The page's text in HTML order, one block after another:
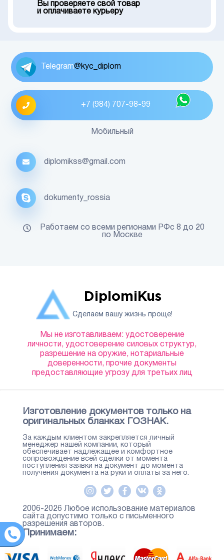
Вы проверяете свой товар
и оплачиваете курьеру
DiplomiKus
Сделаем вашу жизнь проще!
Мы не изготавливаем: удостоверение
личности, удостоверение силовых структур,
разрешение на оружие, нотариальные
доверенности, прочие документы
предоставляющие угрозу для третьих лиц
Изготовление документов только на
оригинальных бланках ГОЗНАК.
За каждым клиентом закрепляется личный
менеджер нашей компании, который
обеспечивает надлежащее и комфортное
сопровождение всей сделки от момента
поступления заявки на документ до момента
получения документа на руки и оплаты за него.
2006-2026 Любое использование материалов
сайта допустимо только с письменного
разрешения авторов.
Принимаем:
Telegram@kyc_diplom
+7 (984) 707-98-99
Мобильный
diplomikss@gmail.com
dokumenty_rossia
Работаем со всеми регионами РФс 8 до 20
по Москве